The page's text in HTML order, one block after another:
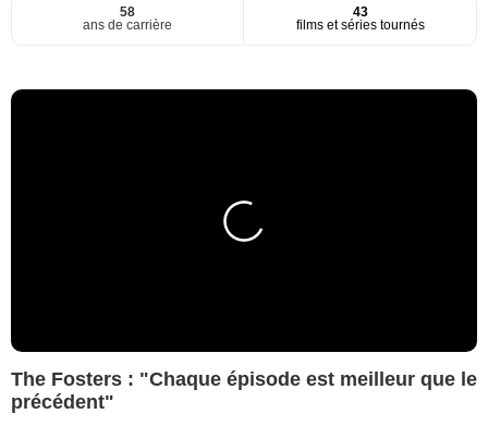
58
ans de carrière
43
films et séries tournés
The Fosters : "Chaque épisode est meilleur que le
précédent"